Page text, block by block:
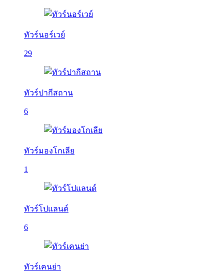
ทัวร์นอร์เวย์
29
ทัวร์ปากีสถาน
6
ทัวร์มองโกเลีย
1
ทัวร์โปแลนด์
6
ทัวร์เคนย่า